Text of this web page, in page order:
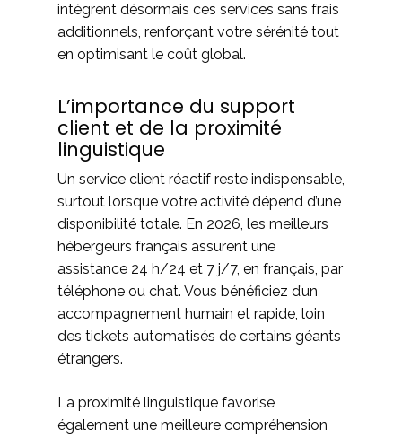
intègrent désormais ces services sans frais
additionnels, renforçant votre sérénité tout
en optimisant le coût global.
L’importance du support
client et de la proximité
linguistique
Un service client réactif reste indispensable,
surtout lorsque votre activité dépend d’une
disponibilité totale. En 2026, les meilleurs
hébergeurs français assurent une
assistance 24 h/24 et 7 j/7, en français, par
téléphone ou chat. Vous bénéficiez d’un
accompagnement humain et rapide, loin
des tickets automatisés de certains géants
étrangers.
La proximité linguistique favorise
également une meilleure compréhension